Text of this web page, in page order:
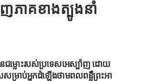
ភាគខាងត្បូងនាំ
ន​ជម្លោះ​របស់​ប្រទេស​អេស្ប៉ាញ ដោយ​
ម្រាប់​អ្នក​ដំឡើង​ថាមពល​ពន្លឺ​ព្រះអា